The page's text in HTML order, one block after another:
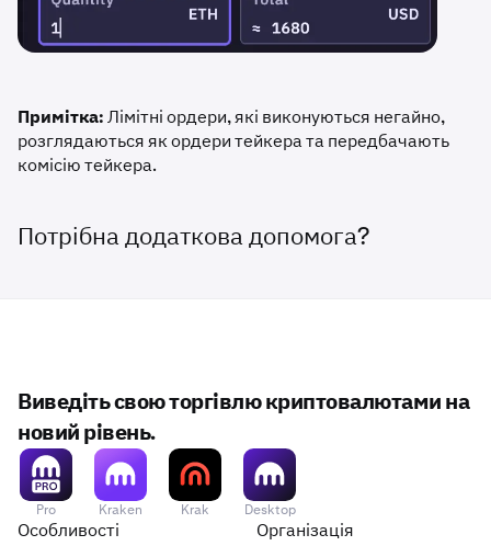
Примітка:Лімітні ордери, які виконуються негайно,
розглядаються як ордери тейкера та передбачають
комісію тейкера.
Потрібна додаткова допомога?
Виведіть свою торгівлю криптовалютами на
новий рівень.
Pro Kraken Krak Desktop
Особливості Організація